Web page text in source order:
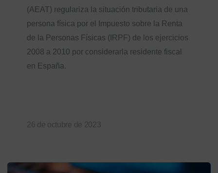
(AEAT) regulariza la situación tributaria de una
persona física por el Impuesto sobre la Renta
de la Personas Físicas (IRPF) de los ejercicios
2008 a 2010 por considerarla residente fiscal
en España.
26 de octubre de 2023